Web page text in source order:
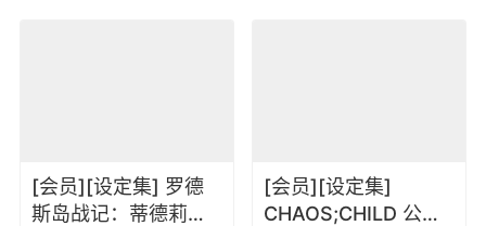
[会员][设定集] 罗德
斯岛战记：蒂德莉特
[会员][设定集]
CHAOS;CHILD 公式